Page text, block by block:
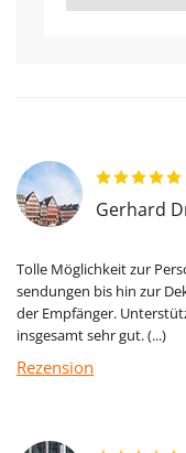
Gerhard
Tolle Möglichkeit zur
sendungen bis hin zur
der Empfänger.
insgesamt sehr gut. (...)
Rezension